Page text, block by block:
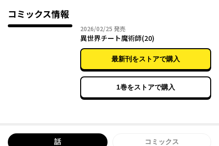
コミックス情報
2026/02/25 2026年02月25日
発売
異世界チート魔術師(20)
最新刊をストアで購入
1巻をストアで購入
話 コミックス